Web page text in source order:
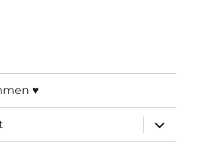
♥
öffnen